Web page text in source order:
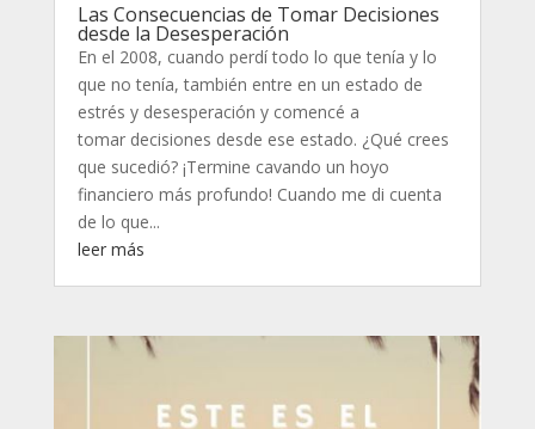
Las Consecuencias de Tomar Decisiones
desde la Desesperación
En el 2008, cuando perdí todo lo que tenía y lo
que no tenía, también entre en un estado de
estrés y desesperación y comencé a
tomar decisiones desde ese estado. ¿Qué crees
que sucedió? ¡Termine cavando un hoyo
financiero más profundo! Cuando me di cuenta
de lo que...
leer más